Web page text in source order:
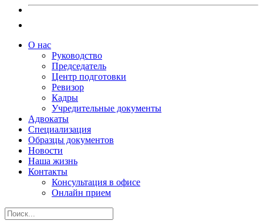
О нас
Руководство
Председатель
Центр подготовки
Ревизор
Кадры
Учредительные документы
Адвокаты
Специализация
Образцы документов
Новости
Наша жизнь
Контакты
Консультация в офисе
Онлайн прием